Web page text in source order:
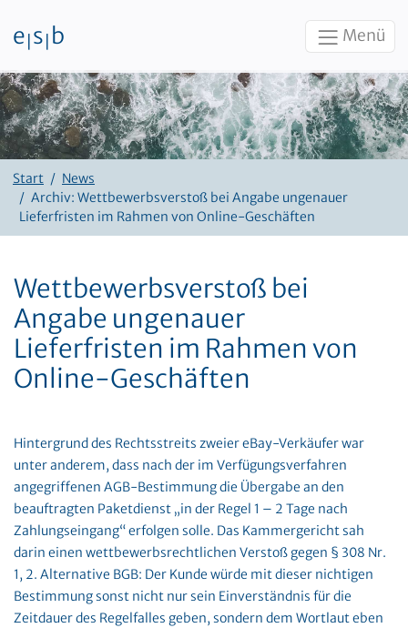
Zum Inhalt
e s b Menü
Start
News
Archiv: Wettbewerbsverstoß bei Angabe ungenauer
Lieferfristen im Rahmen von Online-Geschäften
Wettbewerbsverstoß bei
Angabe ungenauer
Lieferfristen im Rahmen von
Online-Geschäften
Hintergrund des Rechtsstreits zweier eBay-Verkäufer war
unter anderem, dass nach der im Verfügungsverfahren
angegriffenen AGB-Bestimmung die Übergabe an den
beauftragten Paketdienst „in der Regel 1 – 2 Tage nach
Zahlungseingang“ erfolgen solle. Das Kammergericht sah
darin einen wettbewerbsrechtlichen Verstoß gegen § 308 Nr.
1, 2. Alternative BGB: Der Kunde würde mit dieser nichtigen
Bestimmung sonst nicht nur sein Einverständnis für die
Zeitdauer des Regelfalles geben, sondern dem Wortlaut eben